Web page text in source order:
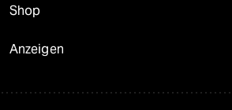
Shop
Anzeigen